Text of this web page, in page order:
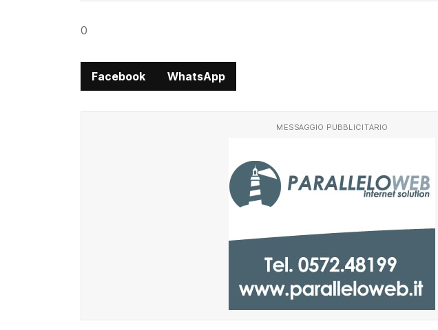
0
Facebook WhatsApp
MESSAGGIO PUBBLICITARIO